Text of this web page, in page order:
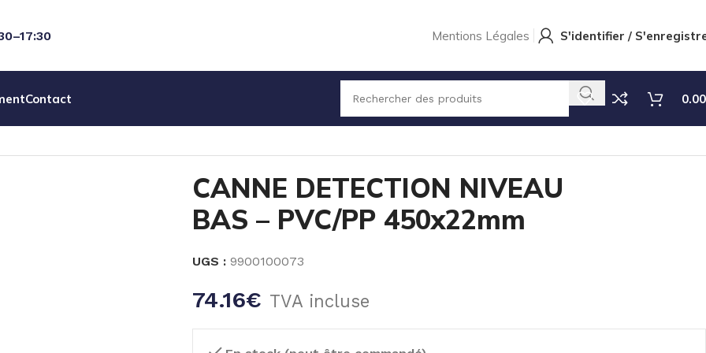
Mentions Légales S'identifier /
Contact
0.00
CANNE DETECTION NIVEAU BAS – PVC/PP 450x22mm
CANNE DETECTION NIVEAU
BAS – PVC/PP 450x22mm
UGS : 9900100073
74.16€ TVA incluse